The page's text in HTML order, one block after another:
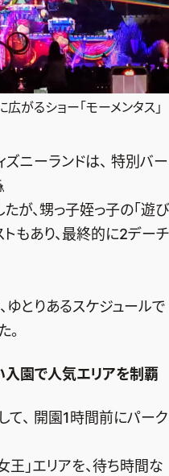
がるショー「モーメンタス」
ニーランドは、 特別バー
が、甥っ子姪っ子の「遊び
トもあり、最終的に2デーチ
ゆとりあるスケジュールで
。
入園で人気エリアを制覇
て、 開園1時間前にパーク
」エリアを、待ち時間な